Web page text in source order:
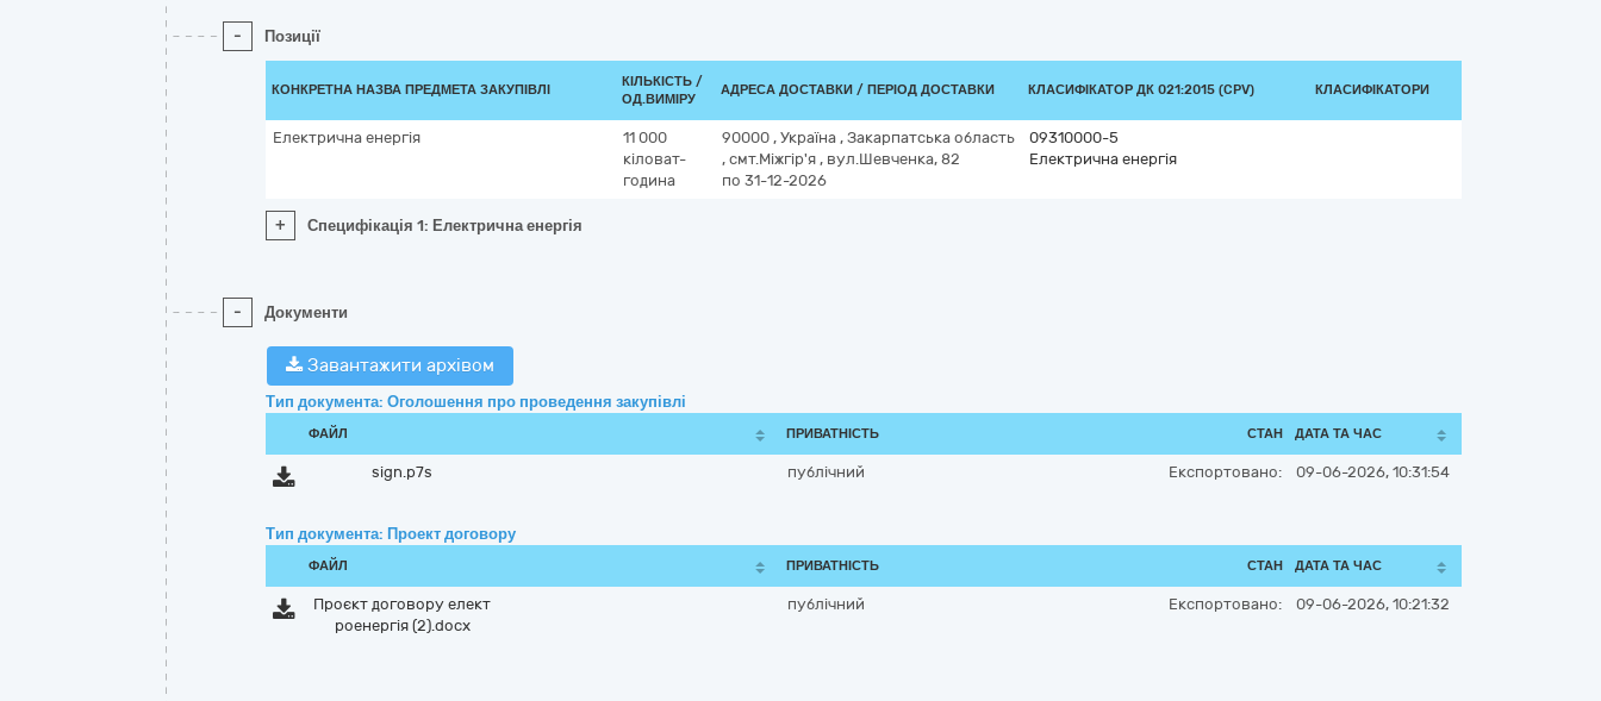
- Позиції
КОНКРЕТНА НАЗВА ПРЕДМЕТА ЗАКУПІВЛІ
КІЛЬКІСТЬ /
ОД.ВИМІРУ
АДРЕСА ДОСТАВКИ / ПЕРІОД ДОСТАВКИ КЛАСИФІКАТОР ДК 021:2015 (CPV) КЛАСИФІКАТОРИ
Електрична енергія
11 000
кіловат-
година
90000 , Україна , Закарпатська область
, смт.Міжгір'я , вул.Шевченка, 82
по 31-12-2026
09310000-5
Електрична енергія
+ Специфікація 1: Електрична енергія
- Документи
Завантажити архівом
Тип документа: Оголошення про проведення закупівлі
ФАЙЛ ПРИВАТНІСТЬ СТАН ДАТА ТА ЧАС
sign.p7s публічний Експортовано: 09-06-2026, 10:31:54
Тип документа: Проект договору
ФАЙЛ ПРИВАТНІСТЬ СТАН ДАТА ТА ЧАС
Проєкт договору елект
роенергія (2).docx
публічний Експортовано: 09-06-2026, 10:21:32